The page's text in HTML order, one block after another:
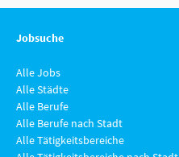
Jobsuche
Alle Jobs
Alle Städte
Alle Berufe
Alle Berufe nach Stadt
Alle Tätigkeitsbereiche